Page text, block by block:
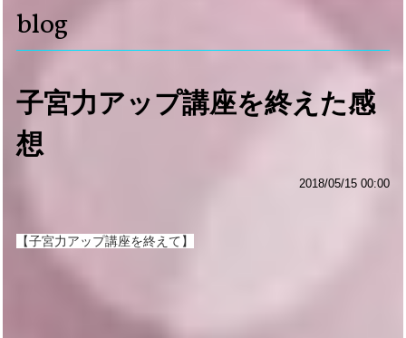
blog
子宮力アップ講座を終えた感
想
2018/05/15 00:00
【子宮力アップ講座を終えて】